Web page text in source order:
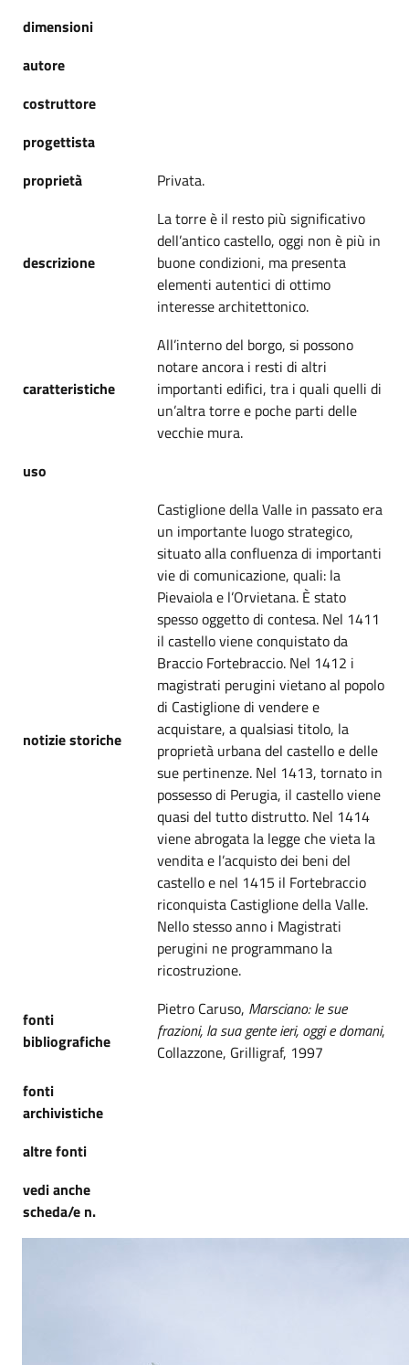
dimensioni
autore
costruttore
progettista
proprietà
Privata.
descrizione
La torre è il resto più significativo
dell’antico castello, oggi non è più in
buone condizioni, ma presenta
elementi autentici di ottimo
interesse architettonico.
caratteristiche
All’interno del borgo, si possono
notare ancora i resti di altri
importanti edifici, tra i quali quelli di
un’altra torre e poche parti delle
vecchie mura.
uso
notizie storiche
Castiglione della Valle in passato era
un importante luogo strategico,
situato alla confluenza di importanti
vie di comunicazione, quali: la
Pievaiola e l’Orvietana. È stato
spesso oggetto di contesa. Nel 1411
il castello viene conquistato da
Braccio Fortebraccio. Nel 1412 i
magistrati perugini vietano al popolo
di Castiglione di vendere e
acquistare, a qualsiasi titolo, la
proprietà urbana del castello e delle
sue pertinenze. Nel 1413, tornato in
possesso di Perugia, il castello viene
quasi del tutto distrutto. Nel 1414
viene abrogata la legge che vieta la
vendita e l’acquisto dei beni del
castello e nel 1415 il Fortebraccio
riconquista Castiglione della Valle.
Nello stesso anno i Magistrati
perugini ne programmano la
ricostruzione.
fonti
bibliografiche
Pietro Caruso, Marsciano: le sue
frazioni, la sua gente ieri, oggi e domani,
Collazzone, Grilligraf, 1997
fonti
archivistiche
altre fonti
vedi anche
scheda/e n.